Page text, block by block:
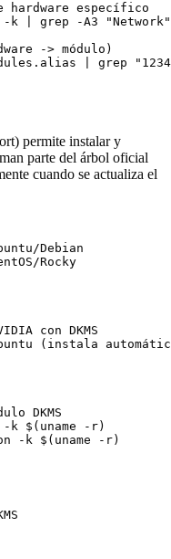
hardware específico
-k | grep -A3
-> módulo)
permite instalar y
parte del árbol oficial
cuando se actualiza el
Debian
Rocky
con DKMS
(instala
DKMS
k $(uname -r)